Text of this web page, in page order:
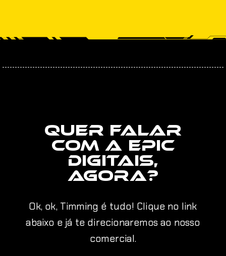
Quer falar
com a EPIC
digitais,
AGORA?
Ok, ok, Timming é tudo! Clique no link
abaixo e já te direcionaremos ao nosso
comercial.